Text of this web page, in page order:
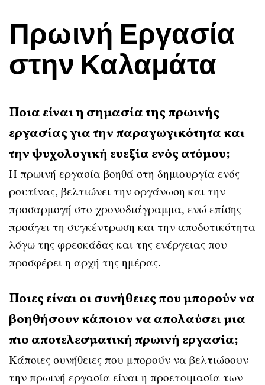
Πρωινή Εργασία
στην Καλαμάτα
Ποια είναι η σημασία της πρωινής
εργασίας για την παραγωγικότητα και
την ψυχολογική ευεξία ενός ατόμου;
Η πρωινή εργασία βοηθά στη δημιουργία ενός
ρουτίνας, βελτιώνει την οργάνωση και την
προσαρμογή στο χρονοδιάγραμμα, ενώ επίσης
προάγει τη συγκέντρωση και την αποδοτικότητα
λόγω της φρεσκάδας και της ενέργειας που
προσφέρει η αρχή της ημέρας.
Ποιες είναι οι συνήθειες που μπορούν να
βοηθήσουν κάποιον να απολαύσει μια
πιο αποτελεσματική πρωινή εργασία;
Κάποιες συνήθειες που μπορούν να βελτιώσουν
την πρωινή εργασία είναι η προετοιμασία των